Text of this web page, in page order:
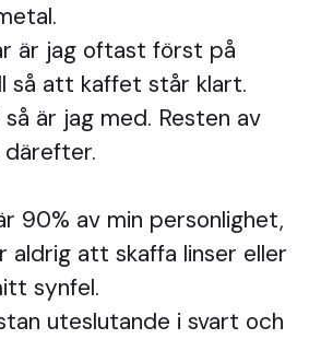
är jag oftast först på
så att kaffet står klart.
är jag med. Resten av
90% av min personlighet,
aldrig att skaffa linser eller
synfel.
uteslutande i svart och